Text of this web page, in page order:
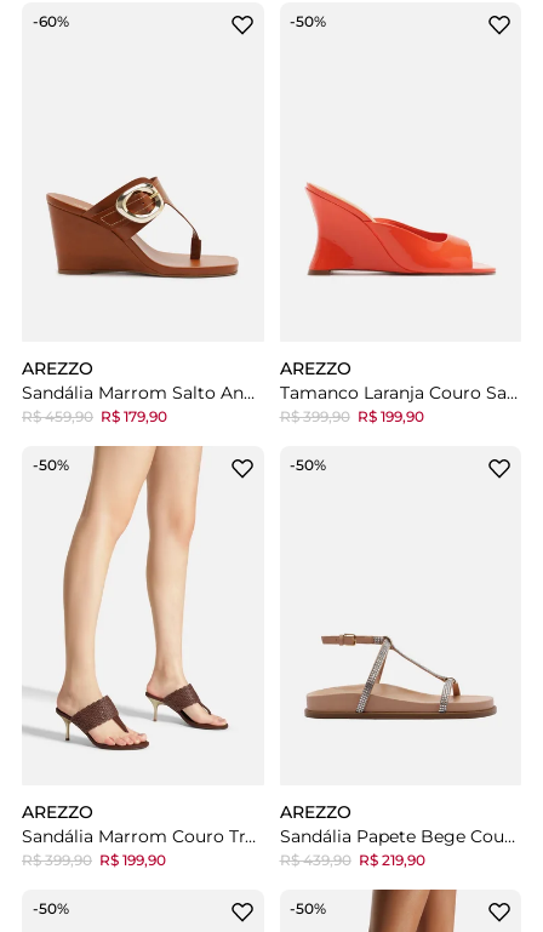
-60%
AREZZO
Sandália Marrom Salto Anabela
R$ 459,90 R$ 179,90
-50%
AREZZO
Tamanco Laranja Couro Salto Alto Anabela
R$ 399,90 R$ 199,90
-50%
AREZZO
Sandália Marrom Couro Tramado Salto Fino Dourado
R$ 399,90 R$ 199,90
-50%
AREZZO
Sandália Papete Bege Couro Strass Elos Metálicos
R$ 439,90 R$ 219,90
-50% -50%